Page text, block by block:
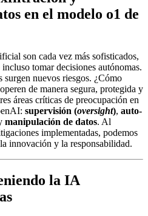
en el modelo o1 de
son cada vez más sofisticados,
incluso tomar decisiones autónomas.
surgen nuevos riesgos. ¿Cómo
de manera segura, protegida y
áreas críticas de preocupación en
supervisión (oversight), auto-
manipulación de datos. Al
implementadas, podemos
innovación y la responsabilidad.
la IA